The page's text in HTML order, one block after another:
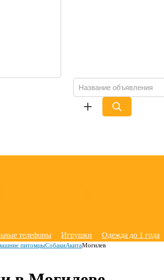
телефоны Игрушки Одежда до 1 года
питомцыСобакиАкитаМогилев